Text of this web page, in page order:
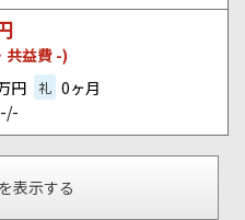
共益費 -)
円 礼 0ヶ月
表示する